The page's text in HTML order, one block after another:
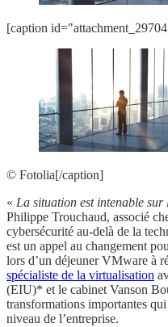
[caption
© Fotolia[/caption]
« La situation est intenable sur
Philippe Trouchaud, associé
cybersécurité au-delà de la
est un appel au changement
lors d’un déjeuner VMware à
spécialiste de la virtualisation
(EIU)* et le cabinet Vanson
transformations importantes
niveau de l’entreprise.